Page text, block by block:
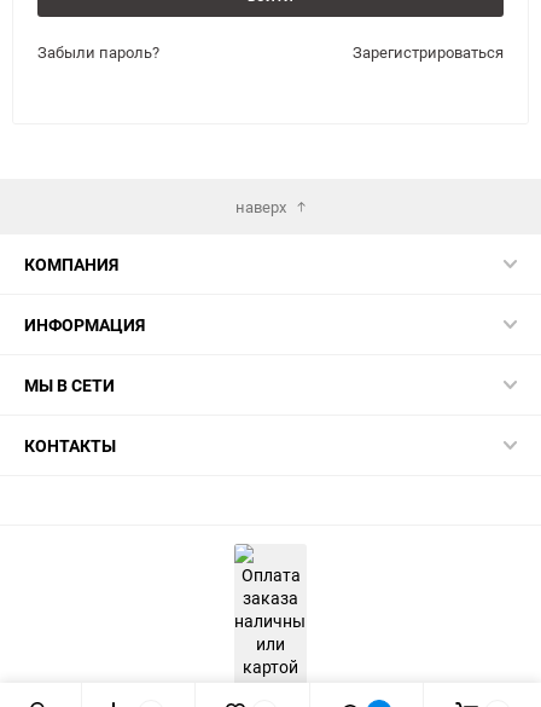
Забыли пароль? Зарегистрироваться
наверх
КОМПАНИЯ
ИНФОРМАЦИЯ
МЫ В СЕТИ
КОНТАКТЫ